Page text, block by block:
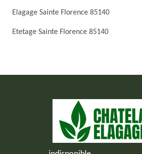
Elagage Sainte Florence 85140
Etetage Sainte Florence 85140